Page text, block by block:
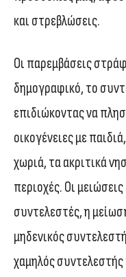
και στρεβλώσεις.
Οι παρεμβάσεις
δημογραφικό, το
επιδιώκοντας να
οικογένειες με
χωριά, τα ακριτικά
περιοχές. Οι
συντελεστές, η
μηδενικός
χαμηλός